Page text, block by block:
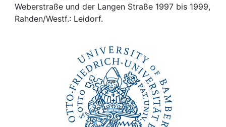
Weberstraße und der Langen Straße 1997 bis 1999,
Rahden/Westf.: Leidorf.